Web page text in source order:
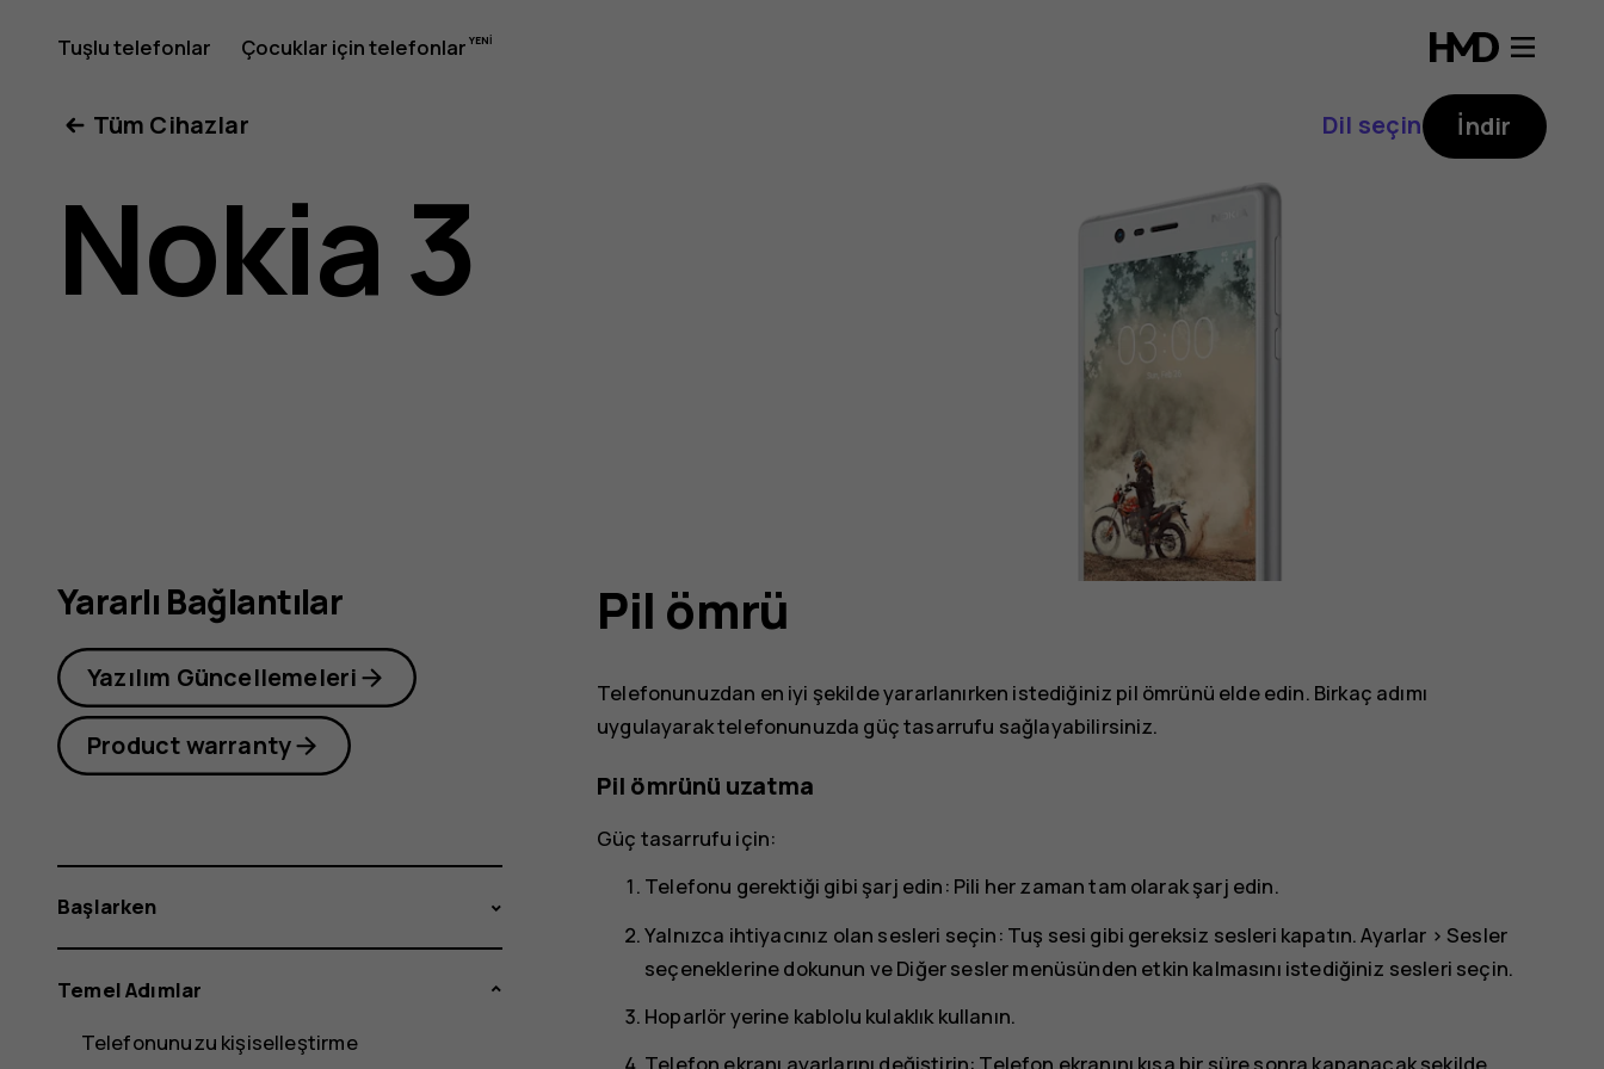
Nokia
3
kullanıcı
Tuşlu telefonlar Çocuklar için telefonlar
Tüm Cihazlar Dil seçin İndir
Nokia 3
Pil ömrü
Telefonunuzdan en iyi şekilde yararlanırken istediğiniz pil ömrünü elde edin. Birkaç adımı
uygulayarak telefonunuzda güç tasarrufu sağlayabilirsiniz.
Pil ömrünü uzatma
Güç tasarrufu için:
Telefonu gerektiği gibi şarj edin: Pili her zaman tam olarak şarj edin.
Yalnızca ihtiyacınız olan sesleri seçin: Tuş sesi gibi gereksiz sesleri kapatın.Ayarlar > Sesler
seçeneklerine dokunun veDiğer seslermenüsünden etkin kalmasını istediğiniz sesleri seçin.
Hoparlör yerine kablolu kulaklık kullanın.
Yararlı Bağlantılar
Yazılım Güncellemeleri
Product warranty
Başlarken
Temel Adımlar
Telefonunuzu kişiselleştirme